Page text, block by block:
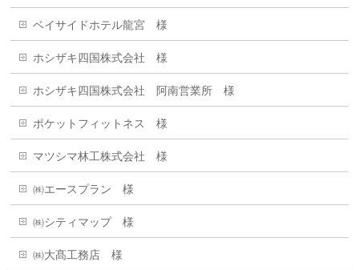
ベイサイドホテル龍宮 様
ホシザキ四国株式会社 様
ホシザキ四国株式会社 阿南営業所 様
ポケットフィットネス 様
マツシマ林工株式会社 様
㈱エースプラン 様
㈱シティマップ 様
㈱大髙工務店 様